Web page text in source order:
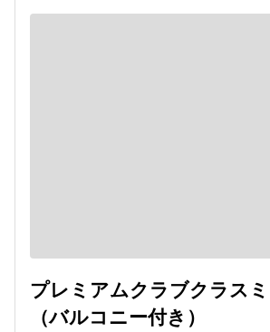
プレミアムクラブクラス
（バルコニー付き）